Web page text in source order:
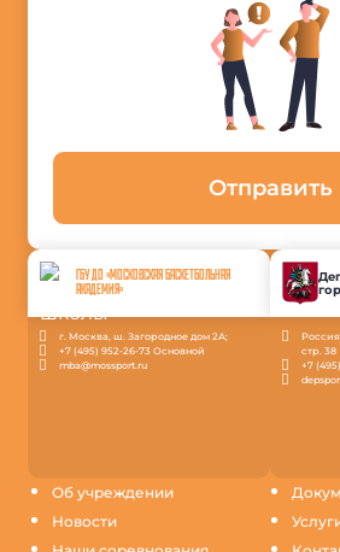
Об учреждении
Новости
Отправить
ГБУ ДО «МОСКОВСКАЯ БАСКЕТБОЛЬНАЯ
АКАДЕМИЯ»
г. Москва, ш. Загородное дом 2А;
+7 (495) 952-26-73 Основной
mba@mossport.ru
стр. 38
+7